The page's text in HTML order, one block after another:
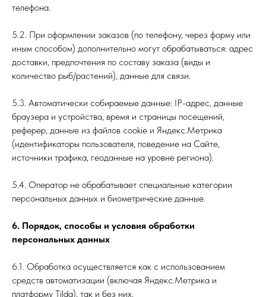
телефона.
5.2. При оформлении заказов (по телефону, через форму или
иным способом) дополнительно могут обрабатываться: адрес
доставки, предпочтения по составу заказа (виды и
количество рыб/растений), данные для связи.
5.3. Автоматически собираемые данные: IP-адрес, данные
браузера и устройства, время и страницы посещений,
реферер, данные из файлов cookie и Яндекс.Метрика
(идентификаторы пользователя, поведение на Сайте,
источники трафика, геоданные на уровне региона).
5.4. Оператор не обрабатывает специальные категории
персональных данных и биометрические данные.
6. Порядок, способы и условия обработки
персональных данных
6.1. Обработка осуществляется как с использованием
средств автоматизации (включая Яндекс.Метрика и
платформу Tilda), так и без них.